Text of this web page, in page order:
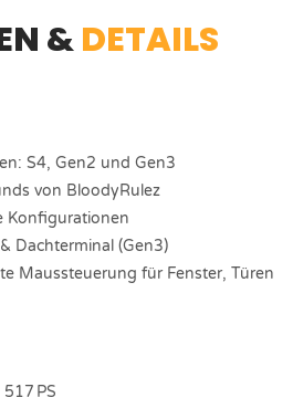
&DETAILS
S4, Gen2 und Gen3
von BloodyRulez
Konfigurationen
Dachterminal (Gen3)
Maussteuerung für Fenster, Türen
PS